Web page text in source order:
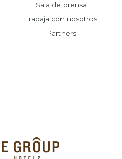
Sala de prensa
Trabaja con nosotros
Partners